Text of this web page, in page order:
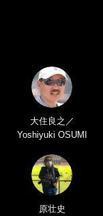
大住良之／
Yoshiyuki OSUMI
原壮史